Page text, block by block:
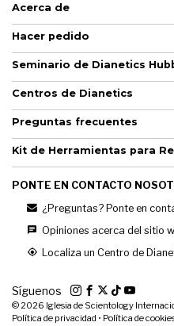
Acerca de
Hacer pedido
Seminario de Dianetics
Centros de Dianetics
Preguntas frecuentes
Kit de Herramientas para
PONTE EN CONTACTO
¿Preguntas? Ponte en
Opiniones acerca del sitio
Localiza un Centro de
Síguenos
© 2026 Iglesia de Scientology
Política de privacidad • Política de